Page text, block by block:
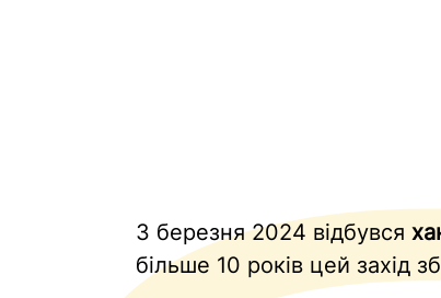
3 березня 2024 відбувся
більше 10 років цей захід